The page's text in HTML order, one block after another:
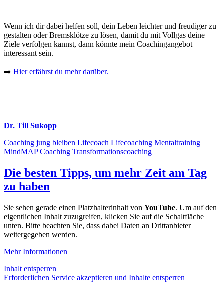
Wenn ich dir dabei helfen soll, dein Leben leichter und freudiger zu
gestalten oder Bremsklötze zu lösen, damit du mit Vollgas deine
Ziele verfolgen kannst, dann könnte mein Coachingangebot
interessant sein.
➡️ Hier erfährst du mehr darüber.
Dr. Till Sukopp
Coaching jung bleiben Lifecoach Lifecoaching Mentaltraining
MindMAP Coaching Transformationscoaching
Die besten Tipps, um mehr Zeit am Tag
zu haben
Sie sehen gerade einen Platzhalterinhalt von YouTube. Um auf den
eigentlichen Inhalt zuzugreifen, klicken Sie auf die Schaltfläche
unten. Bitte beachten Sie, dass dabei Daten an Drittanbieter
weitergegeben werden.
Mehr Informationen
Inhalt entsperren
Erforderlichen Service akzeptieren und Inhalte entsperren